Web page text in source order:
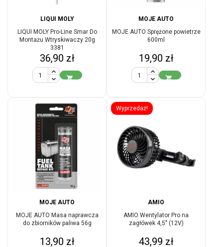
LIQUI MOLY
LIQUI MOLY Pro-Line Smar Do
Montażu Wtryskiwaczy 20g
3381
Cena
36,90 zł

MOJE AUTO
MOJE AUTO Sprężone powietrze
600ml
Cena
19,90 zł

MOJE AUTO
MOJE AUTO Masa naprawcza
do zbiorników paliwa 56g
Cena
13,90 zł
Wyprzedaż!
AMIO
AMIO Wentylator Pro na
zagłówek 4,5" (12V)
Cena
43,99 zł